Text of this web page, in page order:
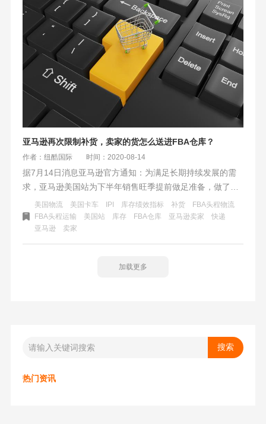
亚马逊再次限制补货，卖家的货怎么送进FBA仓库？
作者：纽酷国际 时间：2020-08-14
据7月14日消息亚马逊官方通知：为满足长期持续发展的需
求，亚马逊美国站为下半年销售旺季提前做足准备，做了限
制不补货的规定：库存绩效指标分数（IPI）分数在500以下
的卖家有仓储限制。加上小包涨价、海运甩柜、快递中转仓
爆仓、尾程派送延误、卡车排队、或拿不到短期的预约号
等。可以说今年的亚马逊卖家是困难重重，各种没有遇见的
程方面。尾程派送的资源竞争也是各个物流商的竞争的核
美国物流 美国卡车 IPI 库存绩效指标 补货
FBA头程物流
FBA头程运输
美国站 库存 FBA仓库 亚马逊卖家
快递
亚马逊
卖家
加载更多
热门资讯